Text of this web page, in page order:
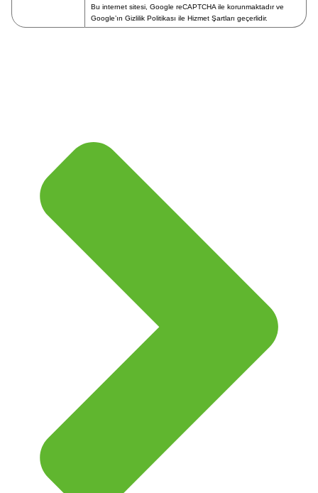
Bu internet sitesi, Google reCAPTCHA ile korunmaktadır ve
Google’ın Gizlilik Politikası ile Hizmet Şartları geçerlidir.